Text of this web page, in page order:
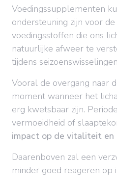
Voedingssupplementen
ondersteuning zijn voor
voedingsstoffen die ons
natuurlijke afweer te
tijdens
Vooral de overgang naar
moment wanneer het
erg kwetsbaar zijn.
vermoeidheid of
impact op de vitaliteit en
Daarenboven zal een
minder goed reageren op